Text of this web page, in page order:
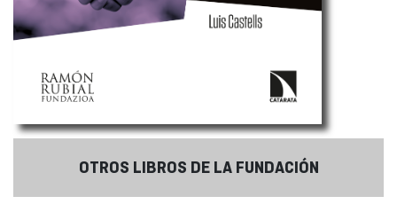
OTROS LIBROS DE LA FUNDACIÓN